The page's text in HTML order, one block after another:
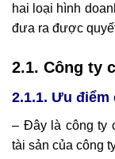
hai loại hình
đưa ra được
2.1. Công ty
2.1.1. Ưu
– Đây là công ty
tài sản của công